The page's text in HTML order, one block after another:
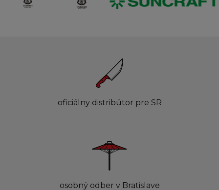
oficiálny distribútor pre SR
osobný odber v Bratislave